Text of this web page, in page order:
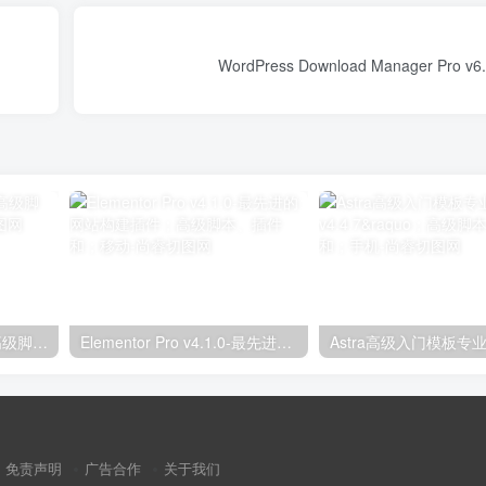
独立分析专业版2.9.1；高级脚本、插件和；手机
免责声明 广告合作 关于我们